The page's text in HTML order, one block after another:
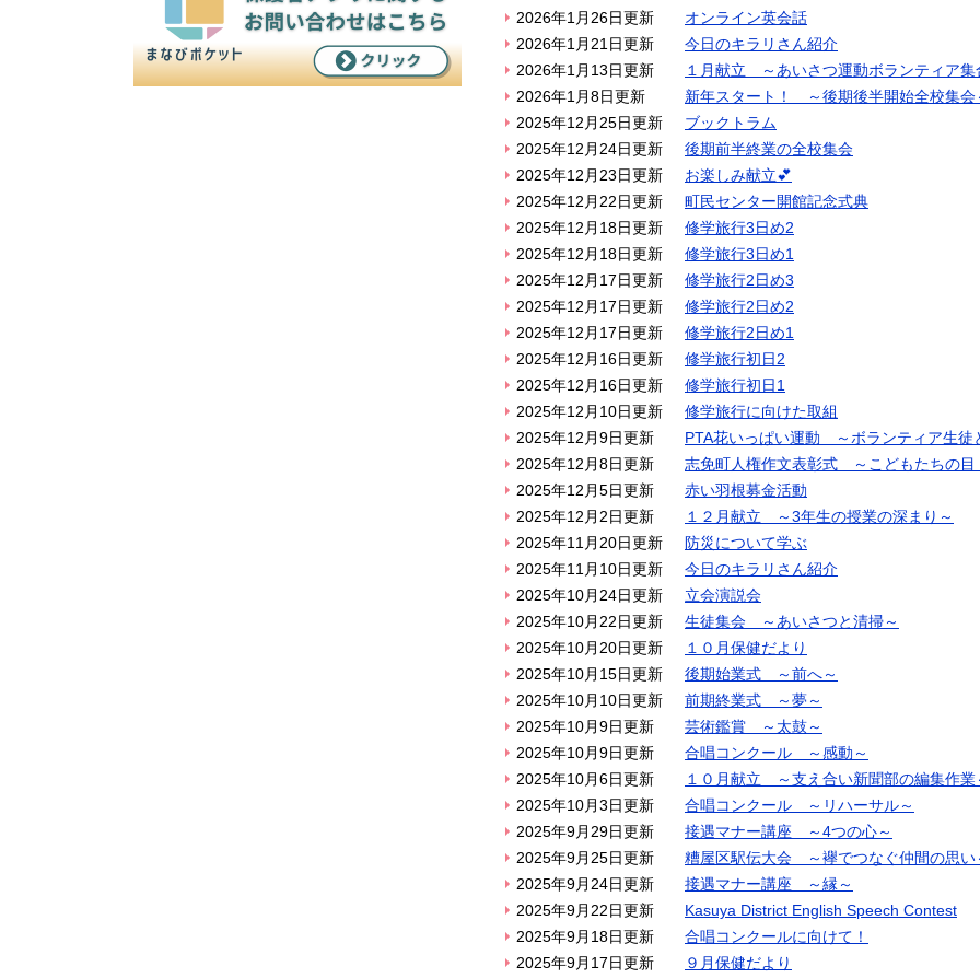
2026年1月26日更新
オンライン英会話
2026年1月21日更新
今日のキラリさん紹介
2026年1月13日更新
１月献立 ～あいさつ運動ボランティア集
2026年1月8日更新
新年スタート！ ～後期後半開始全校集会
2025年12月25日更新
ブックトラム
2025年12月24日更新
後期前半終業の全校集会
2025年12月23日更新
お楽しみ献立💕
2025年12月22日更新
町民センター開館記念式典
2025年12月18日更新
修学旅行3日め2
2025年12月18日更新
修学旅行3日め1
2025年12月17日更新
修学旅行2日め3
2025年12月17日更新
修学旅行2日め2
2025年12月17日更新
修学旅行2日め1
2025年12月16日更新
修学旅行初日2
2025年12月16日更新
修学旅行初日1
2025年12月10日更新
修学旅行に向けた取組
2025年12月9日更新
PTA花いっぱい運動 ～ボランティア生徒
2025年12月8日更新
志免町人権作文表彰式 ～こどもたちの
2025年12月5日更新
赤い羽根募金活動
2025年12月2日更新
１２月献立 ～3年生の授業の深まり～
2025年11月20日更新
防災について学ぶ
2025年11月10日更新
今日のキラリさん紹介
2025年10月24日更新
立会演説会
2025年10月22日更新
生徒集会 ～あいさつと清掃～
2025年10月20日更新
１０月保健だより
2025年10月15日更新
後期始業式 ～前へ～
2025年10月10日更新
前期終業式 ～夢～
2025年10月9日更新
芸術鑑賞 ～太鼓～
2025年10月9日更新
合唱コンクール ～感動～
2025年10月6日更新
１０月献立 ～支え合い新聞部の編集作業
2025年10月3日更新
合唱コンクール ～リハーサル～
2025年9月29日更新
接遇マナー講座 ～4つの心～
2025年9月25日更新
糟屋区駅伝大会 ～襷でつなぐ仲間の思い
2025年9月24日更新
接遇マナー講座 ～縁～
2025年9月22日更新
Kasuya District English Speech Contest
2025年9月18日更新
合唱コンクールに向けて！
2025年9月17日更新
９月保健だより